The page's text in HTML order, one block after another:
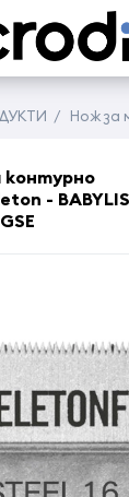
/ Нож за
контурно
-